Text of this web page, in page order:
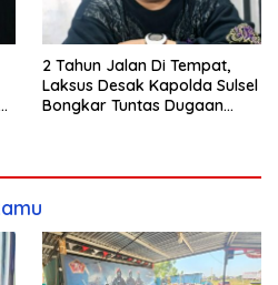
2 Tahun Jalan Di Tempat,
Laksus Desak Kapolda Sulsel
Bongkar Tuntas Dugaan